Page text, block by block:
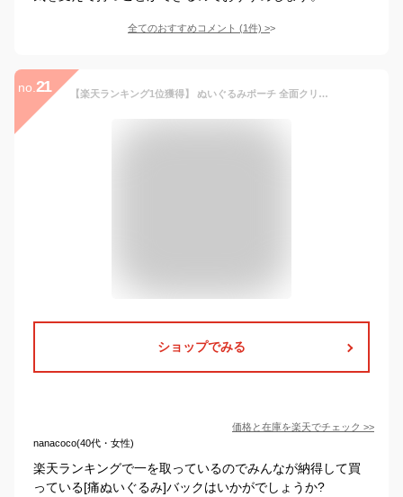
全てのおすすめコメント (1件) >
no. 21 【楽天ランキング1位獲得】 ぬいぐるみポーチ 全面クリア ぬいポーチ 痛バッグ ぬいぐるみ 20cm 25cm クリアバッグ 推しぬいポーチ ぬい ポーチ ショルダー 推し活バッグ 痛バ ミニ 推し活 鞄 かばん 推し活ポーチ 大きめ シンプル おしゃれ かわいい 人気
ショップでみる
価格と在庫を楽天でチェック >>
nanacoco(40代・女性)
楽天ランキングで一を取っているのでみんなが納得して買
っている[痛ぬいぐるみ]バックはいかがでしょうか?